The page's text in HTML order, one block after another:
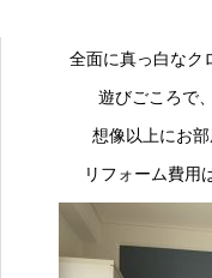
全面に真っ白なク
遊びごころで
想像以上にお部
リフォーム費用